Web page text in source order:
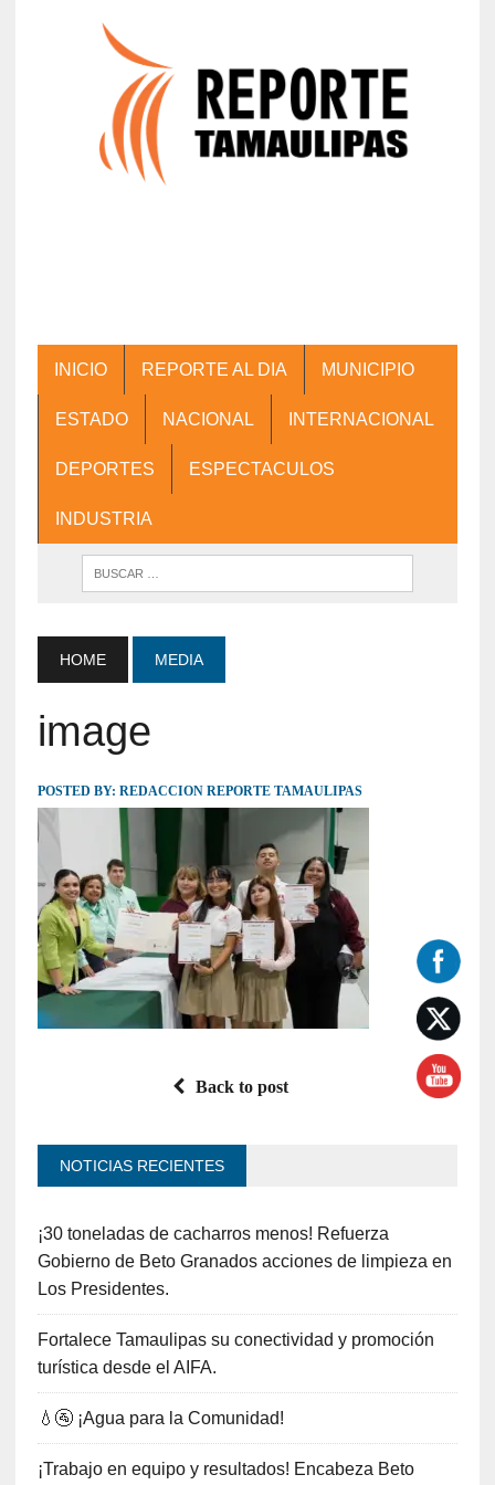
INICIO REPORTE AL DIA MUNICIPIO
ESTADO NACIONAL INTERNACIONAL
DEPORTES ESPECTACULOS
INDUSTRIA
HOME MEDIA
image
POSTED BY: REDACCION REPORTE TAMAULIPAS
Back to post
NOTICIAS RECIENTES
¡30 toneladas de cacharros menos! Refuerza
Gobierno de Beto Granados acciones de limpieza en
Los Presidentes.
Fortalece Tamaulipas su conectividad y promoción
turística desde el AIFA.
💧🚰 ¡Agua para la Comunidad!
¡Trabajo en equipo y resultados! Encabeza Beto